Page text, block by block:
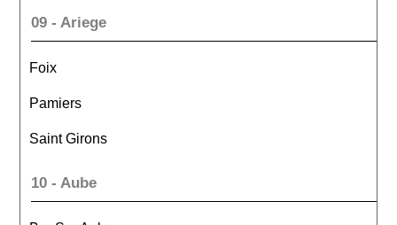
09 - Ariege
Foix
Pamiers
Saint Girons
10 - Aube